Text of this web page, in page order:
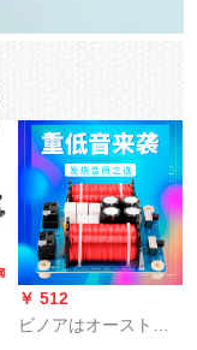
￥ 512
ビノアはオーストリ